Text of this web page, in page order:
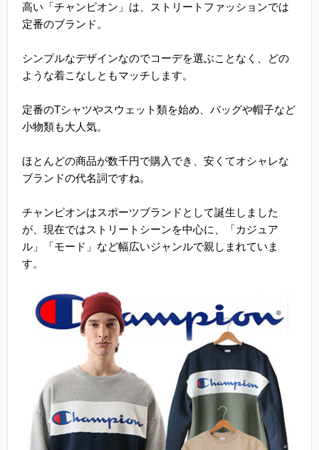
高い「チャンピオン」は、ストリートファッションでは
定番のブランド。
シンプルなデザインなのでコーデを選ぶことなく、どの
ような着こなしともマッチします。
定番のTシャツやスウェット類を始め、バッグや帽子など
小物類も大人気。
ほとんどの商品が数千円で購入でき、安くてオシャレな
ブランドの代名詞ですね。
チャンピオンはスポーツブランドとして誕生しました
が、現在ではストリートシーンを中心に、「カジュア
ル」「モード」など幅広いジャンルで親しまれていま
す。